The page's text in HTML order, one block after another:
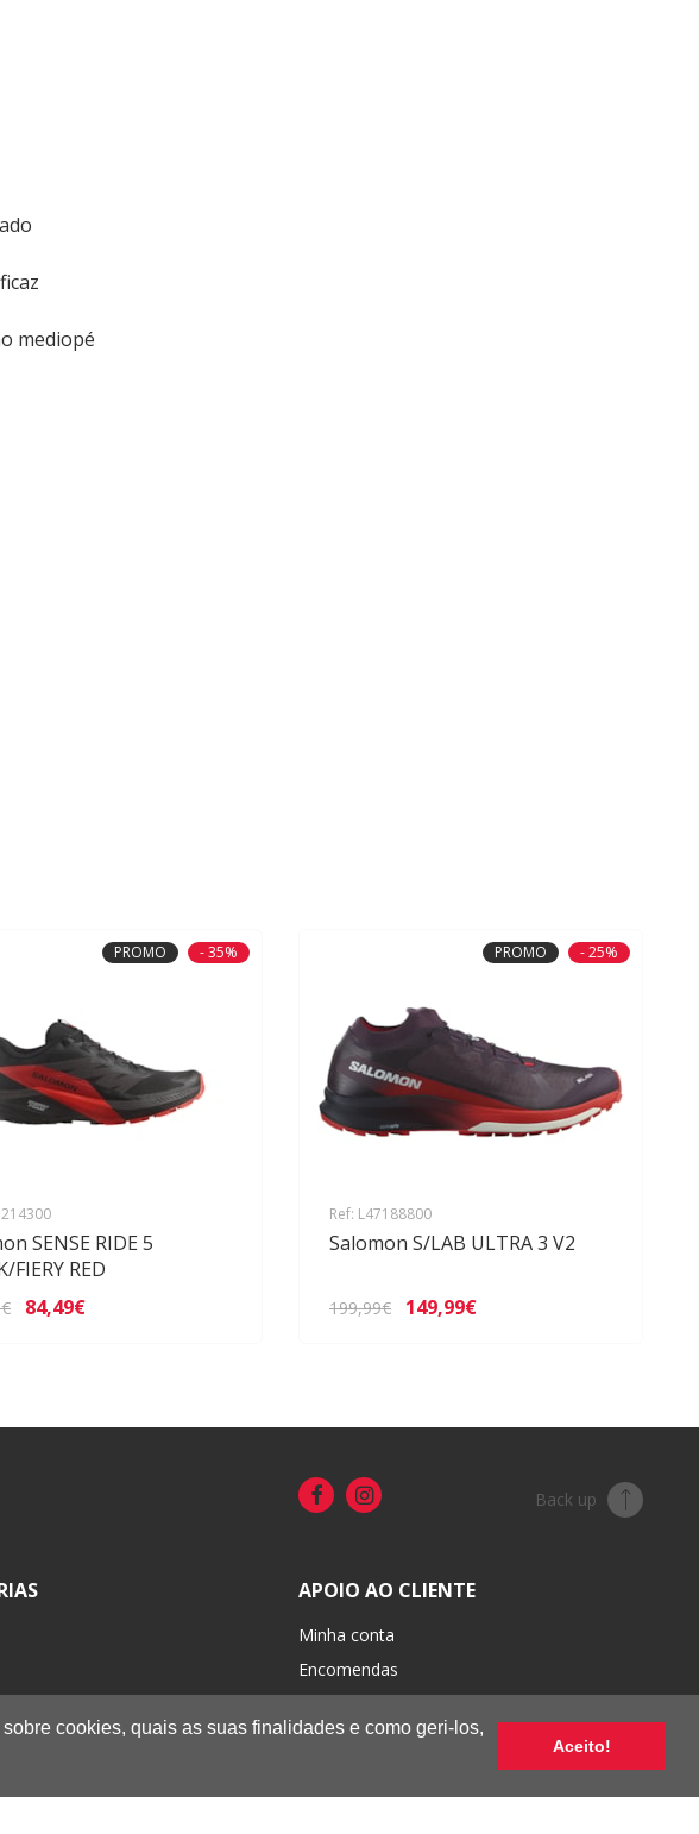
cookies, quais as suas finalidades e como geri-los,
Aceito!
mediopé
PROMO - 35%
SENSE RIDE 5
FIERY RED
84,49€
PROMO - 25%
Ref: L47188800
Salomon S/LAB ULTRA 3 V2
199,99€ 149,99€
Back up
APOIO AO CLIENTE
Minha conta
Encomendas
Trocas e devoluções